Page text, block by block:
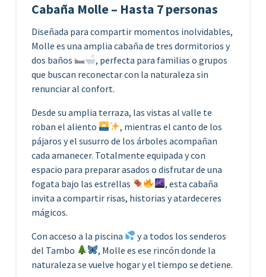
Cabaña Molle – Hasta 7 personas
Diseñada para compartir momentos inolvidables,
Molle es una amplia cabaña de tres dormitorios y
dos baños
, perfecta para familias o grupos
que buscan reconectar con la naturaleza sin
renunciar al confort.
Desde su amplia terraza, las vistas al valle te
roban el aliento
, mientras el canto de los
pájaros y el susurro de los árboles acompañan
cada amanecer. Totalmente equipada y con
espacio para preparar asados o disfrutar de una
fogata bajo las estrellas
, esta cabaña
invita a compartir risas, historias y atardeceres
mágicos.
Con acceso a la piscina
y a todos los senderos
del Tambo
, Molle es ese rincón donde la
naturaleza se vuelve hogar y el tiempo se detiene.